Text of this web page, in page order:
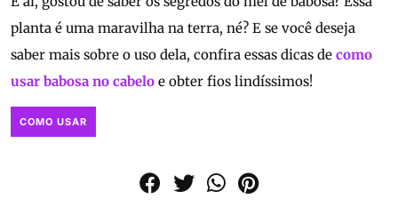
planta é uma maravilha na terra, né? E se você deseja
saber mais sobre o uso dela, confira essas dicas de como
usar babosa no cabelo e obter fios lindíssimos!
COMO USAR